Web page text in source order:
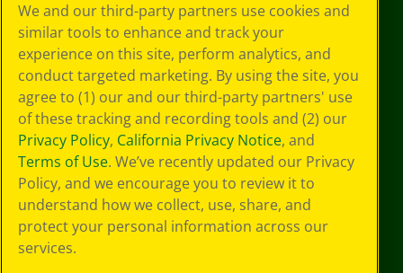
in materia di
privacy
Informativa sulla
privacy
Termini SMS
GDPR
Informativa sulla
privacy di CA
Technologies
Preferenze cookie
Condizioni d'uso
Accessibilità web
Mappa del sito
We and our third-party partners use cookies and
similar tools to enhance and track your
experience on this site, perform analytics, and
conduct targeted marketing. By using the site, you
agree to (1) our and our third-party partners' use
of these tracking and recording tools and (2) our
Privacy Policy, California Privacy Notice, and
Terms of Use. We’ve recently updated our Privacy
Policy, and we encourage you to review it to
understand how we collect, use, share, and
protect your personal information across our
services.